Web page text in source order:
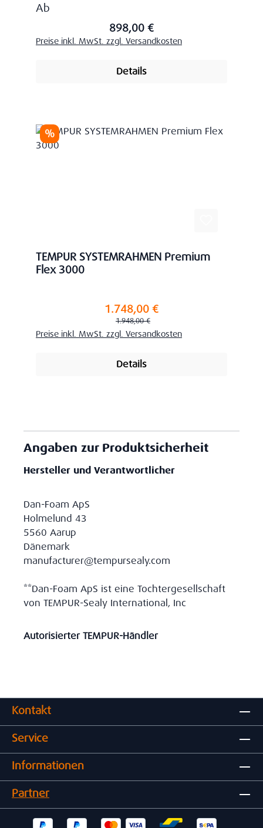
Regulärer Preis:
Ab
898,00 €
Preise inkl. MwSt. zzgl. Versandkosten
Details
Rabatt
%
TEMPUR SYSTEMRAHMEN Premium
Flex 3000
Verkaufspreis:1.748,00 €
Regulärer Preis:
1.948,00 €
Preise inkl. MwSt. zzgl. Versandkosten
Details
Angaben zur Produktsicherheit
Hersteller und Verantwortlicher
Dan-Foam ApS
Holmelund 43
5560 Aarup
Dänemark
manufacturer@tempursealy.com
**Dan-Foam ApS ist eine Tochtergesellschaft
von TEMPUR-Sealy International, Inc
Autorisierter TEMPUR-Händler
Kontakt
Service
Informationen
Partner